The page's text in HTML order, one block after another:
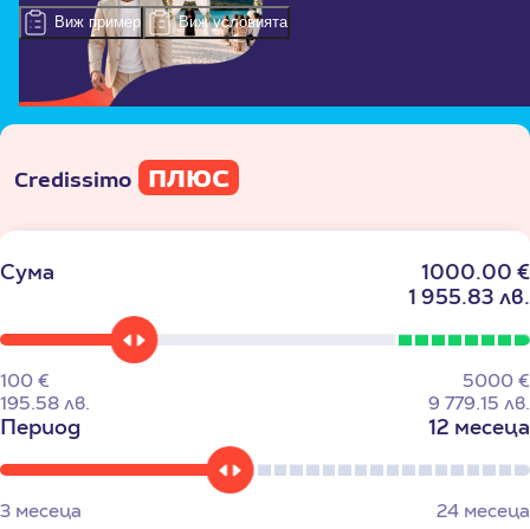
Виж пример Виж условията
Credissimo ПЛЮС
Сума
1000.00 €
1 955.83 лв.
100€
195.58лв.
5000€
9 779.15 лв.
Период 12 месеца
3 месеца 24 месеца